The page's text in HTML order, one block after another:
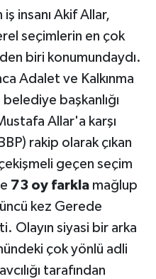
insanı Akif Allar,
seçimlerin en çok
biri konumundaydı.
Adalet ve Kalkınma
belediye başkanlığı
Allar'a karşı
rakip olarak çıkan
geçen seçim
73 oy farklamağlup
kez Gerede
Olayın siyasi bir arka
çok yönlü adli
tarafından